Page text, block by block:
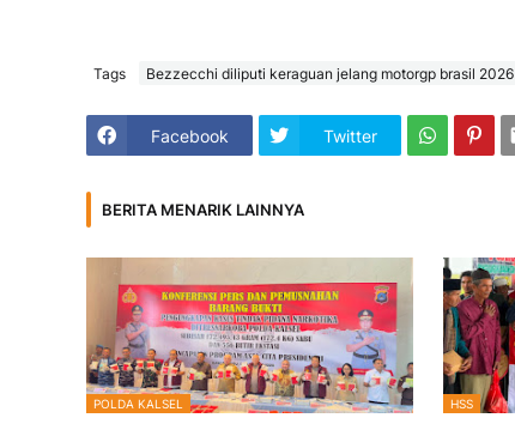
Tags Bezzecchi diliputi keraguan jelang motorgp brasil 2026
Facebook Twitter
BERITA MENARIK LAINNYA
POLDA KALSEL HSS